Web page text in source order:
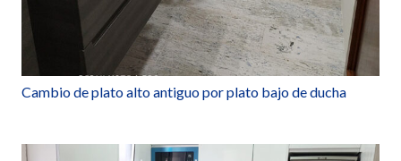
Cambio de plato alto antiguo por plato bajo de ducha